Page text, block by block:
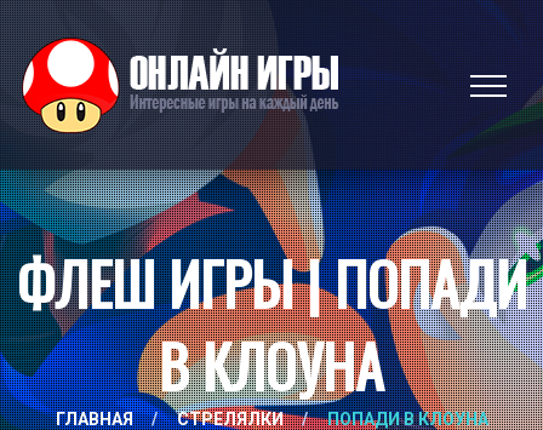
ФЛЕШ ИГРЫ | ПОПАДИ
В КЛОУНА
ГЛАВНАЯ / СТРЕЛЯЛКИ / ПОПАДИ В КЛОУНА